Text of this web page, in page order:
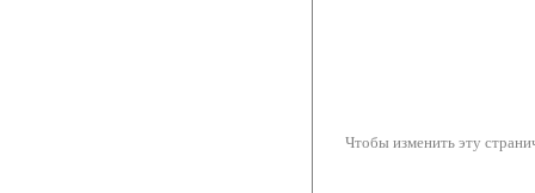
Чтобы изменить эту